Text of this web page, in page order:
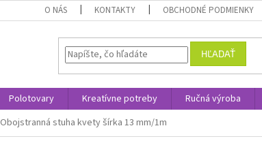
O NÁS KONTAKTY OBCHODNÉ PODMIENKY
HĽADAŤ
Polotovary Kreatívne potreby Ručná výroba
Obojstranná stuha kvety šírka 13 mm/1m